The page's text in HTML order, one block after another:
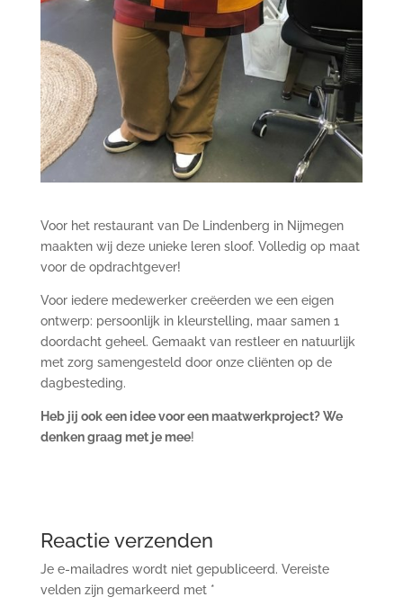
Voor het restaurant van De Lindenberg in Nijmegen
maakten wij deze unieke leren sloof. Volledig op maat
voor de opdrachtgever!
Voor iedere medewerker creëerden we een eigen
ontwerp: persoonlijk in kleurstelling, maar samen 1
doordacht geheel. Gemaakt van restleer en natuurlijk
met zorg samengesteld door onze cliënten op de
dagbesteding.
Heb jij ook een idee voor een maatwerkproject? We
denken graag met je mee!
Reactie verzenden
Je e-mailadres wordt niet gepubliceerd. Vereiste
velden zijn gemarkeerd met *